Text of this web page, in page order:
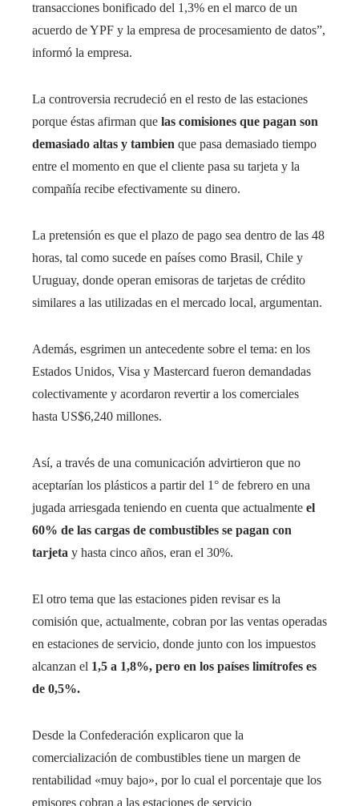
transacciones bonificado del 1,3% en el marco de un
acuerdo de YPF y la empresa de procesamiento de datos”,
informó la empresa.
La controversia recrudeció en el resto de las estaciones
porque éstas afirman que las comisiones que pagan son
demasiado altas y tambien que pasa demasiado tiempo
entre el momento en que el cliente pasa su tarjeta y la
compañía recibe efectivamente su dinero.
La pretensión es que el plazo de pago sea dentro de las 48
horas, tal como sucede en países como Brasil, Chile y
Uruguay, donde operan emisoras de tarjetas de crédito
similares a las utilizadas en el mercado local, argumentan.
Además, esgrimen un antecedente sobre el tema: en los
Estados Unidos, Visa y Mastercard fueron demandadas
colectivamente y acordaron revertir a los comerciales
hasta US$6,240 millones.
Así, a través de una comunicación advirtieron que no
aceptarían los plásticos a partir del 1° de febrero en una
jugada arriesgada teniendo en cuenta que actualmente el
60% de las cargas de combustibles se pagan con
tarjeta y hasta cinco años, eran el 30%.
El otro tema que las estaciones piden revisar es la
comisión que, actualmente, cobran por las ventas operadas
en estaciones de servicio, donde junto con los impuestos
alcanzan el 1,5 a 1,8%, pero en los países limítrofes es
de 0,5%.
Desde la Confederación explicaron que la
comercialización de combustibles tiene un margen de
rentabilidad «muy bajo», por lo cual el porcentaje que los
emisores cobran a las estaciones de servicio